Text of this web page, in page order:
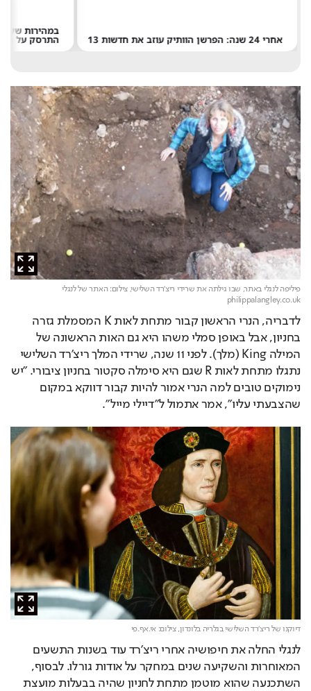
אחרי 24 שנה: הפרשן הוותיק עוזב את חדשות 13 התרסק על הירח
פיליפה לנגלי באתר, שבו גילתה את שרידי ריצ'רד השלישי,צילום: האתר של לנגלי
philippalangley.co.uk
לדבריה, הנרי הראשון קבור מתחת לאות K המסמלת גזרה
בחניון, אבל באופן סמלי משהו היא גם האות הראשונה של
המילה King (מלך). לפני 11 שנה, שרידי המלך ריצ'רד השלישי
נתגלו מתחת לאות R שגם היא סימלה סקטור בחניון ציבורי. "יש
נימוקים טובים למה הנרי אמור להיות קבור דווקא במקום
שהצבעתי עליו", אמר אתמול ל"דיילי מייל".
דיוקנו של ריצ'רד השלישי בגלריה בלונדון,צילום: אי.אף.פי
לנגלי החלה את חיפושיה אחרי ריצ'רד עוד בשנות התשעים
המאוחרות והשקיעה שנים במחקר על אודות גורלו. לבסוף,
השתכנעה שהוא מוטמן מתחת לחניון שהיה בבעלות מועצת